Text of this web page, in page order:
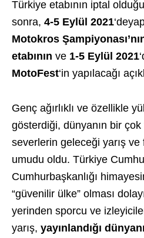
Türkiye etabının iptal
sonra, 4-5 Eylül 2021
Motokros
etabının ve 1-5 Eylül 2021
MotoFest‘in yapılacağı
Genç ağırlıklı ve özellikle
gösterdiği, dünyanın bir
severlerin geleceği yarış
umudu oldu. Türkiye
Cumhurbaşkanlığı
“güvenilir ülke” olması
yerinden sporcu ve
yarış, yayınlandığı